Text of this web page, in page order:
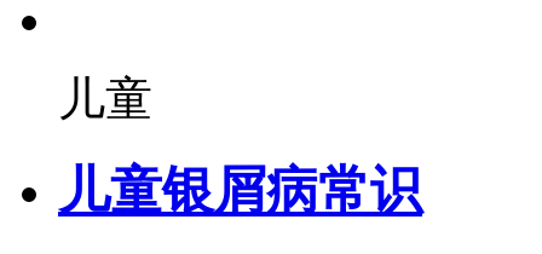
儿童
儿童银屑病常识